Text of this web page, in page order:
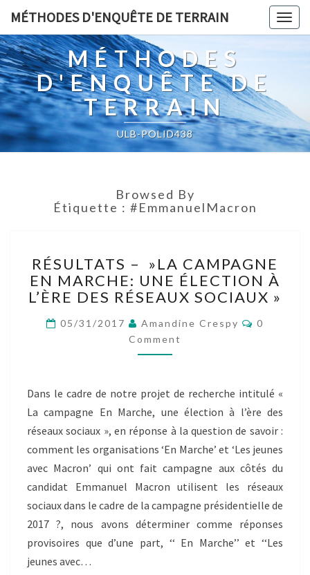
MÉTHODES D'ENQUÊTE DE TERRAIN
MÉTHODES
D'ENQUÊTE DE
TERRAIN
ULB-POLID438
Browsed By
Étiquette : #EmmanuelMacron
–
»LA
CAMPAGNE
MARCHE:
UNE
ÉLECTION
DES
RÉSEAUX
SOCIAUX »
RÉSULTATS – »LA CAMPAGNE
EN MARCHE: UNE ÉLECTION À
L’ÈRE DES RÉSEAUX SOCIAUX »
05/31/2017 Amandine Crespy
0
Comment
Dans le cadre de notre projet de recherche intitulé «
La campagne En Marche, une élection à l’ère des
réseaux sociaux », en réponse à la question de savoir :
comment les organisations ‘En Marche’ et ‘Les jeunes
avec Macron’ qui ont fait campagne aux côtés du
candidat Emmanuel Macron utilisent les réseaux
sociaux dans le cadre de la campagne présidentielle de
2017 ?, nous avons déterminer comme réponses
provisoires que d’une part, ‘‘ En Marche’’ et ‘‘Les
jeunes avec…